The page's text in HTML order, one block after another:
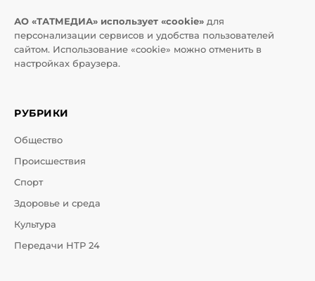
АО «ТАТМЕДИА» использует «cookie» для
персонализации сервисов и удобства пользователей
сайтом. Использование «cookie» можно отменить в
настройках браузера.
РУБРИКИ
Общество
Происшествия
Спорт
Здоровье и среда
Культура
Передачи НТР 24